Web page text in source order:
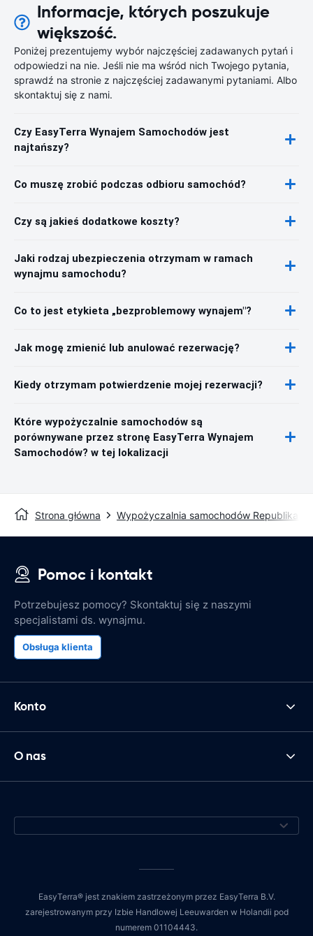
Informacje, których poszukuje
większość.
Poniżej prezentujemy wybór najczęściej zadawanych pytań i
odpowiedzi na nie. Jeśli nie ma wśród nich Twojego pytania,
sprawdź na stronie z najczęściej zadawanymi pytaniami. Albo
skontaktuj się z nami.
Czy EasyTerra Wynajem Samochodów jest
najtańszy?
Co muszę zrobić podczas odbioru samochód?
Czy są jakieś dodatkowe koszty?
Jaki rodzaj ubezpieczenia otrzymam w ramach
wynajmu samochodu?
Co to jest etykieta „bezproblemowy wynajem"?
Jak mogę zmienić lub anulować rezerwację?
Kiedy otrzymam potwierdzenie mojej rezerwacji?
Które wypożyczalnie samochodów są
porównywane przez stronę EasyTerra Wynajem
Samochodów? w tej lokalizacji
Strona główna Wypożyczalnia samochodów Republika
Pomoc i kontakt
Potrzebujesz pomocy? Skontaktuj się z naszymi
specjalistami ds. wynajmu.
Obsługa klienta
Konto
O nas
EasyTerra® jest znakiem zastrzeżonym przez EasyTerra B.V.
zarejestrowanym przy Izbie Handlowej Leeuwarden w Holandii pod
numerem 01104443.